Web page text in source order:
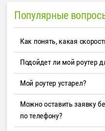
Популярные
Как понять, какая
Подойдет ли мой роутер
Мой роутер устарел?
Можно оставить заявку
по телефону?